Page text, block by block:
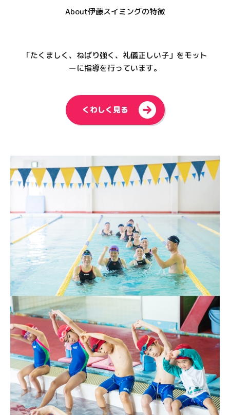
About伊藤スイミングの特徴
「たくましく、ねばり強く、礼儀正しい子」をモット
ーに指導を行っています。
くわしく見る >